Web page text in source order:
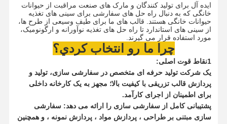
قالب تزریقی سفارشی
محصولات تزریق شده
قالب دایکاست
ایده آل برای تولید کنندگان و مارک های صنعت مراقبت از حیوانات
خانگی که به دنبال راه حل های سفارشی برای سینی های تغذیه
حیوانات خانگی هستند.
قالب های ما برای طیف وسیعی از طرح ها،
از سینی های استاندارد تا راه حل های تغذیه نوآورانه و ارگونومیک،
مورد استفاده قرار می گیرند.
چرا ما رو انتخاب کردي؟
1نقاط قوت اصلی:
یک شرکت تولید حرفه ای متخصص در سفارشی سازی، تولید و
پردازش قالب تزریقی با کیفیت بالا؛ مجهز به یک کارخانه داخلی
برای اطمینان از اجرای کارآمد.
پشتیبانی کامل از سفارشی سازی را ارائه می دهد: سفارشی
سازی مبتنی بر طراحی ، پردازش مواد ، پردازش نمونه ، و همچنین